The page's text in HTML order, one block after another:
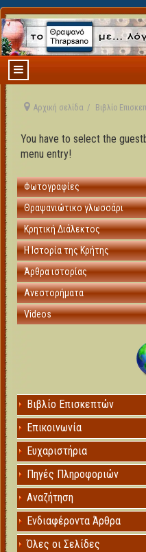
Αρχική σελίδα Βιβλίο
You have to select the
menu entry!
Φωτογραφίες
Θραψανιώτικο γλωσσάρι
Κρητική Διάλεκτος
Η Ιστορία της Κρήτης
Άρθρα ιστορίας
Ανεστορήματα
Videos
Βιβλίο Επισκεπτών
Επικοινωνία
Ευχαριστήρια
Πηγές Πληροφοριών
Αναζήτηση
Ενδιαφέροντα Άρθρα
Όλες οι Σελίδες